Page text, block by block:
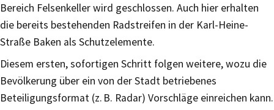
Bereich Felsenkeller wird geschlossen. Auch hier erhalten
die bereits bestehenden Radstreifen in der Karl-Heine-
Straße Baken als Schutzelemente.
Diesem ersten, sofortigen Schritt folgen weitere, wozu die
Bevölkerung über ein von der Stadt betriebenes
Beteiligungsformat (z. B. Radar) Vorschläge einreichen kann.